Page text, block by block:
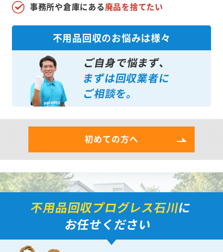
事務所や倉庫にある廃品を捨てたい
不用品回収のお悩みは様々
ご自身で悩まず、
まずは回収業者に
ご相談を。
初めての方へ
不用品回収プログレス石川に
お任せください